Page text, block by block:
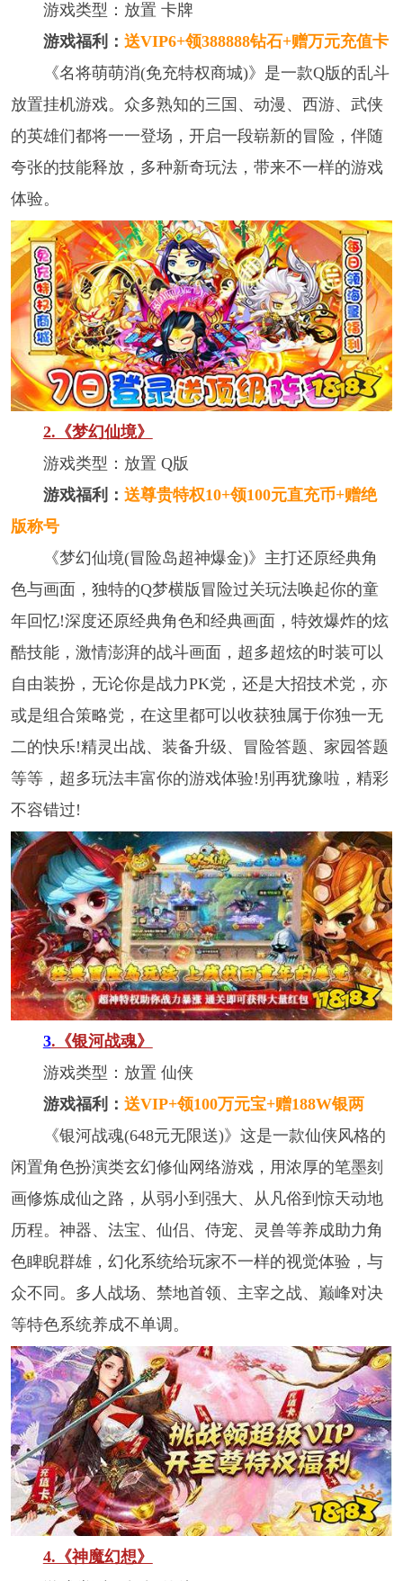
游戏类型：放置 卡牌
游戏福利： 送VIP6+领388888钻石+赠万元充值卡
《名将萌萌消(免充特权商城)》是一款Q版的乱斗
放置挂机游戏。众多熟知的三国、动漫、西游、武侠
的英雄们都将一一登场，开启一段崭新的冒险，伴随
夸张的技能释放，多种新奇玩法，带来不一样的游戏
体验。
2.《梦幻仙境》
游戏类型：放置 Q版
游戏福利： 送尊贵特权10+领100元直充币+赠绝
版称号
《梦幻仙境(冒险岛超神爆金)》主打还原经典角
色与画面，独特的Q梦横版冒险过关玩法唤起你的童
年回忆!深度还原经典角色和经典画面，特效爆炸的炫
酷技能，激情澎湃的战斗画面，超多超炫的时装可以
自由装扮，无论你是战力PK党，还是大招技术党，亦
或是组合策略党，在这里都可以收获独属于你独一无
二的快乐!精灵出战、装备升级、冒险答题、家园答题
等等，超多玩法丰富你的游戏体验!别再犹豫啦，精彩
不容错过!
3.《银河战魂》
游戏类型：放置 仙侠
游戏福利： 送VIP+领100万元宝+赠188W银两
《银河战魂(648元无限送)》这是一款仙侠风格的
闲置角色扮演类玄幻修仙网络游戏，用浓厚的笔墨刻
画修炼成仙之路，从弱小到强大、从凡俗到惊天动地
历程。神器、法宝、仙侣、侍宠、灵兽等养成助力角
色睥睨群雄，幻化系统给玩家不一样的视觉体验，与
众不同。多人战场、禁地首领、主宰之战、巅峰对决
等特色系统养成不单调。
4.《神魔幻想》